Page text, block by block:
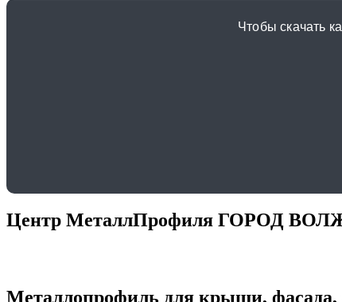
Чтобы скачать
Центр МеталлПрофиля ГОРОД
Металлопрофиль для крыши, фасада,